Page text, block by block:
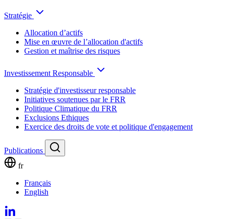
Stratégie
Allocation d’actifs
Mise en œuvre de l’allocation d'actifs
Gestion et maîtrise des risques
Investissement Responsable
Stratégie d'investisseur responsable
Initiatives soutenues par le FRR
Politique Climatique du FRR
Exclusions Ethiques
Exercice des droits de vote et politique d'engagement
Publications
fr
Français
English